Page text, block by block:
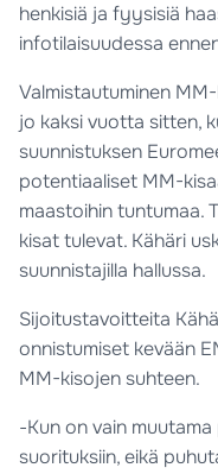
henkisiä ja fyysisiä
infotilaisuudessa
Valmistautuminen
jo kaksi vuotta sitten,
suunnistuksen
potentiaaliset MM-
maastoihin tuntumaa.
kisat tulevat. Kähäri
suunnistajilla hallussa.
Sijoitustavoitteita
onnistumiset kevään
MM-kisojen suhteen.
-Kun on vain
suorituksiin, eikä